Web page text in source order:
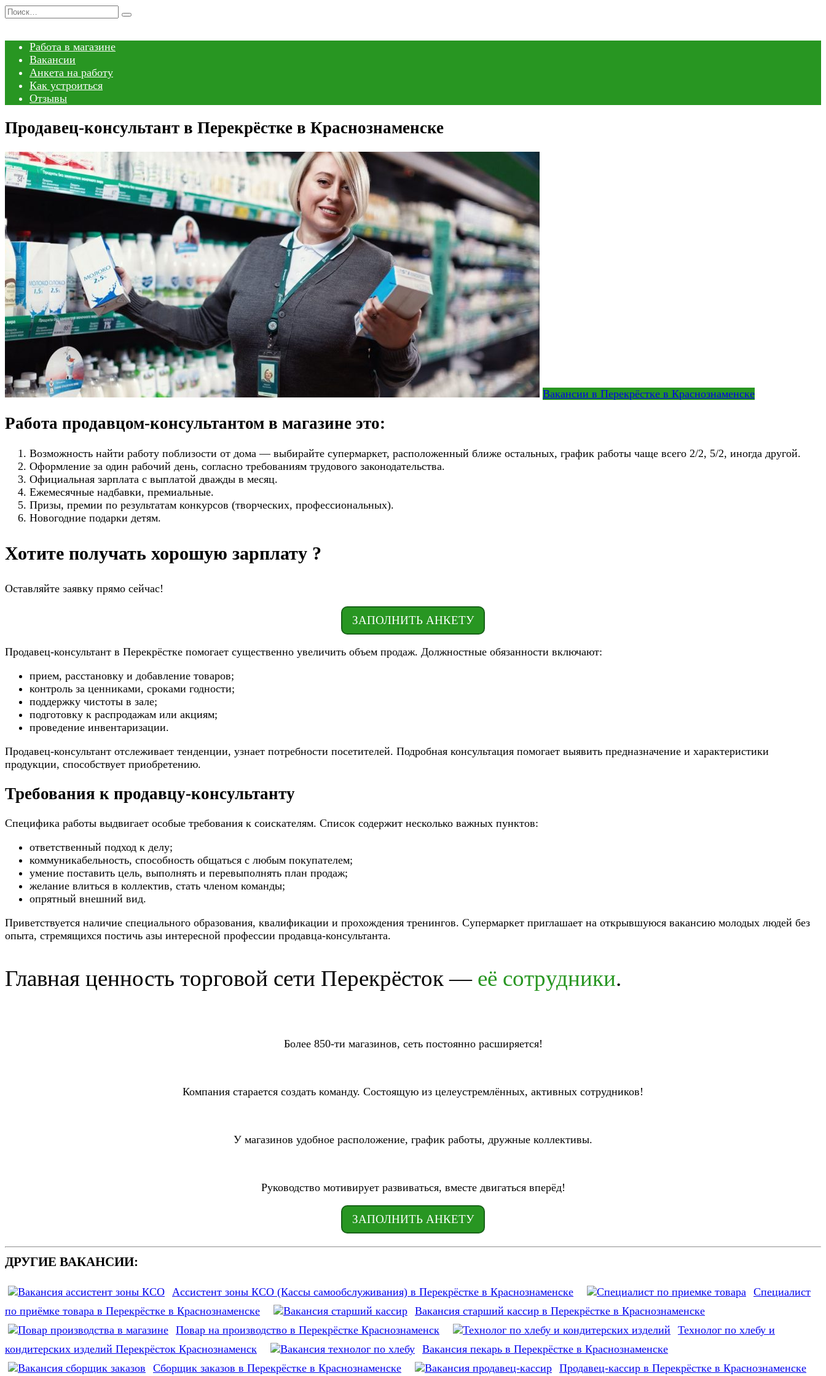
Перейти
Search
Работа в магазине
Вакансии
Анкета на работу
Как устроиться
Отзывы
Продавец-консультант в Перекрёстке в Краснознаменске
Вакансии в Перекрёстке в Краснознаменске
Работа продавцом-консультантом в магазине это:
Возможность найти работу поблизости от дома — выбирайте супермаркет, расположенный ближе остальных, график работы чаще всего 2/2, 5/2, иногда другой.
Оформление за один рабочий день, согласно требованиям трудового законодательства.
Официальная зарплата с выплатой дважды в месяц.
Ежемесячные надбавки, премиальные.
Призы, премии по результатам конкурсов (творческих, профессиональных).
Новогодние подарки детям.
Хотите получать хорошую зарплату ?
Оставляйте заявку прямо сейчас!
ЗАПОЛНИТЬ АНКЕТУ
Продавец-консультант в Перекрёстке помогает существенно увеличить объем продаж. Должностные обязанности включают:
прием, расстановку и добавление товаров;
контроль за ценниками, сроками годности;
поддержку чистоты в зале;
подготовку к распродажам или акциям;
проведение инвентаризации.
Продавец-консультант отслеживает тенденции, узнает потребности посетителей. Подробная консультация помогает выявить предназначение и характеристики
продукции, способствует приобретению.
Требования к продавцу-консультанту
Специфика работы выдвигает особые требования к соискателям. Список содержит несколько важных пунктов:
ответственный подход к делу;
коммуникабельность, способность общаться с любым покупателем;
умение поставить цель, выполнять и перевыполнять план продаж;
желание влиться в коллектив, стать членом команды;
опрятный внешний вид.
Приветствуется наличие специального образования, квалификации и прохождения тренингов. Супермаркет приглашает на открывшуюся вакансию молодых людей без
опыта, стремящихся постичь азы интересной профессии продавца-консультанта.
Главная ценность торговой сети Перекрёсток — её сотрудники.
Более 850-ти магазинов, сеть постоянно расширяется!
Компания старается создать команду. Состоящую из целеустремлённых, активных сотрудников!
У магазинов удобное расположение, график работы, дружные коллективы.
Руководство мотивирует развиваться, вместе двигаться вперёд!
ЗАПОЛНИТЬ АНКЕТУ
ДРУГИЕ ВАКАНСИИ:
Ассистент зоны КСО (Кассы самообслуживания) в Перекрёстке в Краснознаменске
Специалист
по приёмке товара в Перекрёстке в Краснознаменске
Вакансия старший кассир в Перекрёстке в Краснознаменске
Повар на производство в Перекрёстке Краснознаменск
Технолог по хлебу и
кондитерских изделий Перекрёсток Краснознаменск
Вакансия пекарь в Перекрёстке в Краснознаменске
Сборщик заказов в Перекрёстке в Краснознаменске
Продавец-кассир в Перекрёстке в Краснознаменске